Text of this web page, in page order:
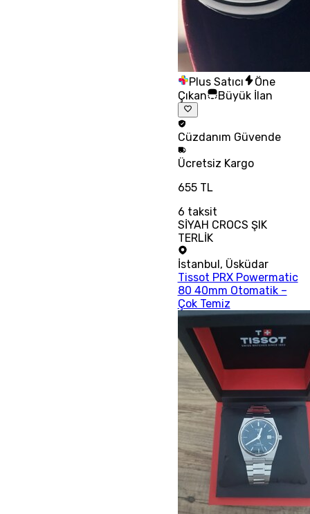
Plus Satıcı
Öne
Çıkan
Büyük İlan
Cüzdanım Güvende
Ücretsiz Kargo
655 TL
6 taksit
SİYAH CROCS ŞIK
TERLİK
İstanbul, Üsküdar
Tissot PRX Powermatic
80 40mm Otomatik –
Çok Temiz